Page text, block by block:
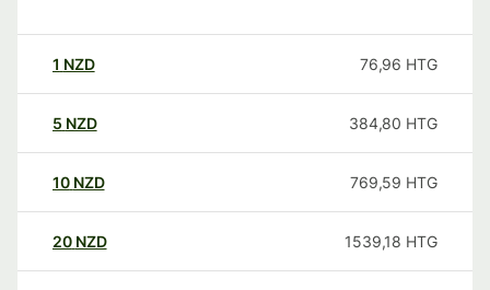
1 NZD 76,96 HTG
5 NZD 384,80 HTG
10 NZD 769,59 HTG
20 NZD 1539,18 HTG